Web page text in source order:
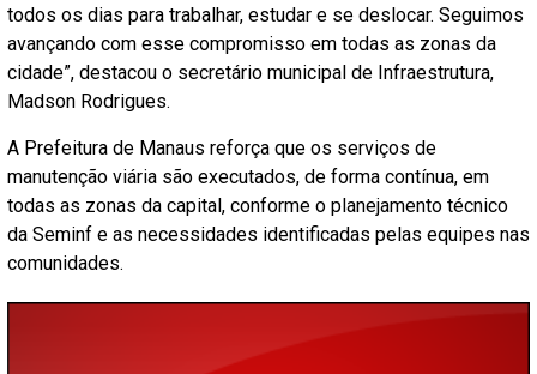
todos os dias para trabalhar, estudar e se deslocar. Seguimos
avançando com esse compromisso em todas as zonas da
cidade”, destacou o secretário municipal de Infraestrutura,
Madson Rodrigues.
A Prefeitura de Manaus reforça que os serviços de
manutenção viária são executados, de forma contínua, em
todas as zonas da capital, conforme o planejamento técnico
da Seminf e as necessidades identificadas pelas equipes nas
comunidades.